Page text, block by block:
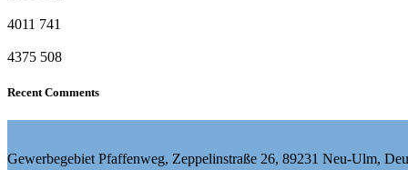
4011 741
4375 508
Recent Comments
Gewerbegebiet Pfaffenweg, Zeppelinstraße 26, 89231 Neu-Ulm,